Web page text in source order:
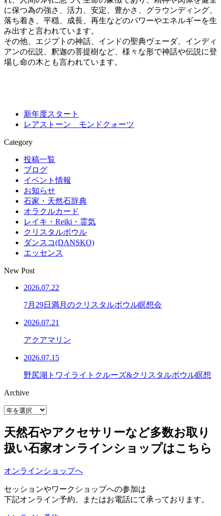
に保つ為の強さ、活力、安定、豊かさ、グラウンディング、
落ち着き、平穏、成長、再生などのパワーやエネルギーを生
み出すと言われています。
その他、エジプトの神話、インドの聖典ヴェーダ、インディ
アンの伝説、釈迦の菩提樹など、様々な形で神話や伝説に登
場し命の木とも言われています。
新年度スタート
レアストーン モンドクォーツ
Category
投稿一覧
ブログ
イベント情報
お知らせ
石家・天然石辞典
オラクルカード
レイキ・Reiki・霊気
クリスタルボウル
ダンスコ(DANSKO)
エッセンス
New Post
2026.07.22
7月29日満月のクリスタルボウル瞑想会
2026.07.21
アクアマリン
2026.07.15
野尻湖トワイライトクルーズ&クリスタルボウル瞑想
Archive
天然石やアクセサリーなど多数お取り
扱い石家オンラインショップはこちら
オンラインショップへ
セッションやワークショップへの参加は
下記オンライン予約、またはお電話にて承っております。